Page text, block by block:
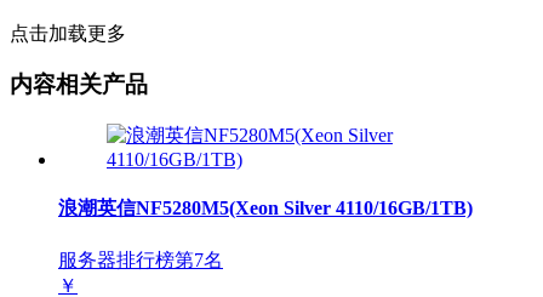
点击加载更多
内容相关产品
浪潮英信NF5280M5(Xeon Silver 4110/16GB/1TB)
服务器排行榜第7名
￥